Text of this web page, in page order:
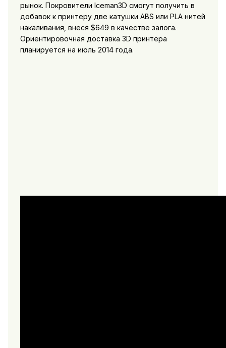
рынок. Покровители Iceman3D смогут получить в
добавок к принтеру две катушки ABS или PLA нитей
накаливания, внеся $649 в качестве залога.
Ориентировочная доставка 3D принтера
планируется на июль 2014 года.